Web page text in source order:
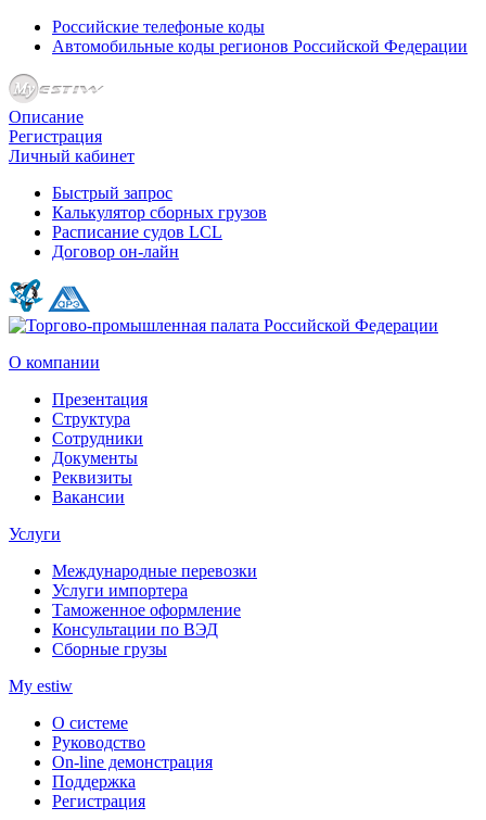
Российские телефоные коды
Автомобильные коды регионов Российской Федерации
Описание
Регистрация
Личный кабинет
Быстрый запрос
Калькулятор сборных грузов
Расписание судов LCL
Договор он-лайн
О компании
Презентация
Структура
Сотрудники
Документы
Реквизиты
Вакансии
Услуги
Международные перевозки
Услуги импортера
Таможенное оформление
Консультации по ВЭД
Сборные грузы
My estiw
О системе
Руководство
On-line демонстрация
Поддержка
Регистрация